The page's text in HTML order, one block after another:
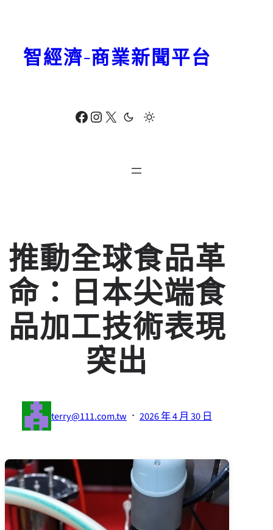
Facebook Instagram X
智經濟-商業新聞平台
推動全球食品革
命：日本尖端食
品加工技術表現
突出
terry@111.com.tw · 2026 年 4 月 30 日